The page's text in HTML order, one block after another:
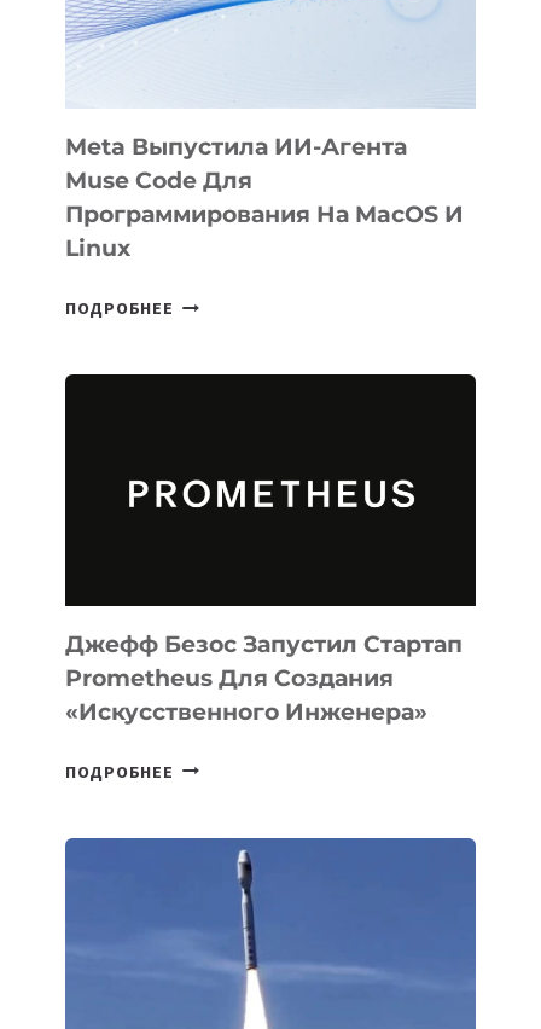
Meta Выпустила ИИ-Агента
Muse Code Для
Программирования На MacOS И
Linux
ПОДРОБНЕЕ META
ДЛЯ
ПРОГРАММИРОВАНИЯ
И
LINUX
Джефф Безос Запустил Стартап
Prometheus Для Создания
«искусственного Инженера»
ПОДРОБНЕЕ ДЖЕФФ
СТАРТАП
PROMETHEUS
СОЗДАНИЯ
«ИСКУССТВЕННОГО
ИНЖЕНЕРА»